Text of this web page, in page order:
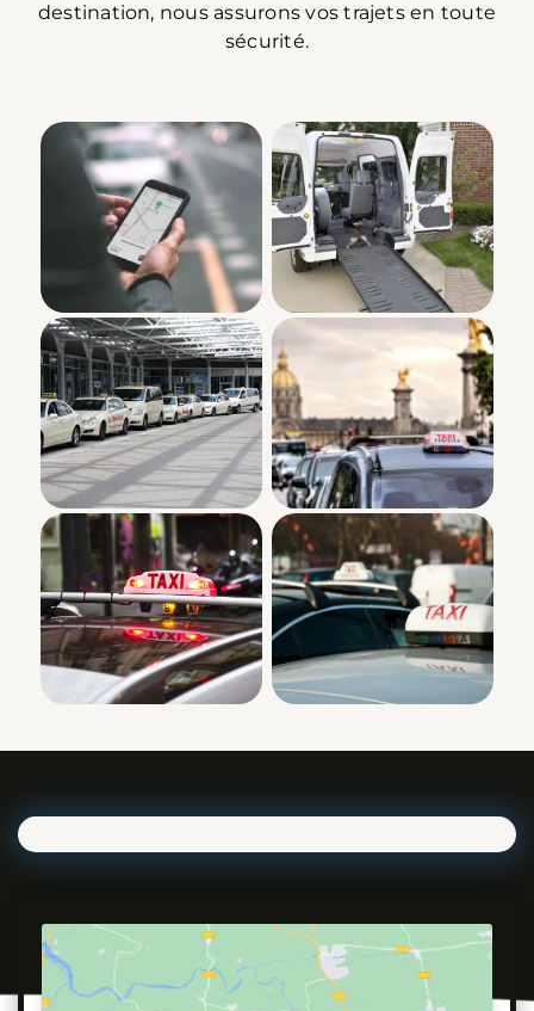
destination, nous assurons vos trajets en toute
sécurité.